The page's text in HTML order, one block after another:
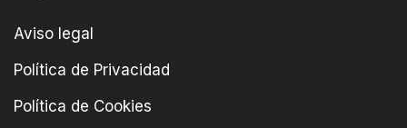
Aviso legal
Política de Privacidad
Política de Cookies